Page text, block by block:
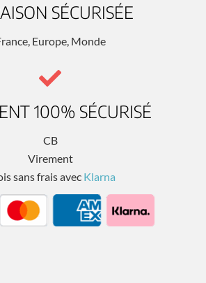
SÉCURISÉE
Europe, Monde
100% SÉCURISÉ
CB
Virement
sans frais avec Klarna